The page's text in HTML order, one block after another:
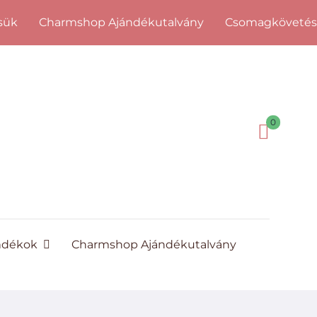
Charmshop Ajándékutalvány Csomagkövetés
0
Charmshop Ajándékutalvány